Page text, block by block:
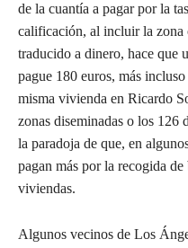
de la cuantía a pagar por la
calificación, al incluir la zona
traducido a dinero, hace que
pague 180 euros, más
misma vivienda en Ricardo
zonas diseminadas o los 126
la paradoja de que, en
pagan más por la recogida
viviendas.
Algunos vecinos de Los